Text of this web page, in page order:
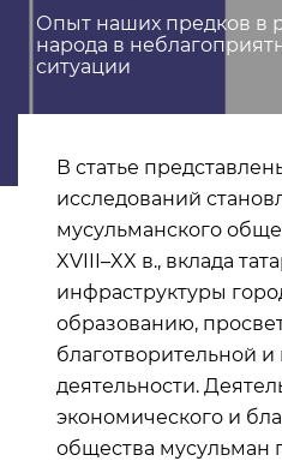
Опыт наших предков в
народа в
ситуации
В статье
исследований
мусульманского
XVIII–XX в., вклада
инфраструктуры
образованию,
благотворительной
деятельности.
экономического и
общества мусульман